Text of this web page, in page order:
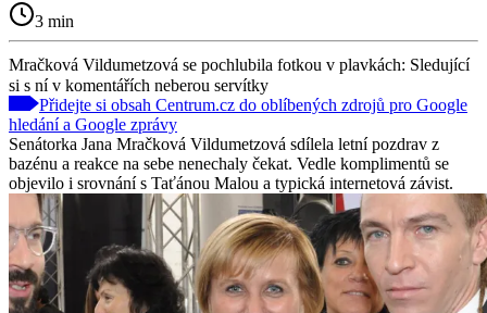
3 min
Mračková Vildumetzová se pochlubila fotkou v plavkách: Sledující
si s ní v komentářích neberou servítky
Přidejte si obsah Centrum.cz do oblíbených zdrojů pro Google
hledání a Google zprávy
Senátorka Jana Mračková Vildumetzová sdílela letní pozdrav z
bazénu a reakce na sebe nenechaly čekat. Vedle komplimentů se
objevilo i srovnání s Taťánou Malou a typická internetová závist.